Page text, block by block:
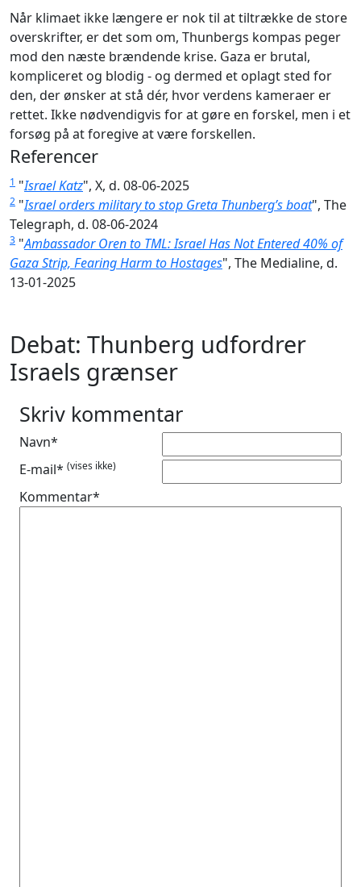
Når klimaet ikke længere er nok til at tiltrække de store
overskrifter, er det som om, Thunbergs kompas peger
mod den næste brændende krise. Gaza er brutal,
kompliceret og blodig - og dermed et oplagt sted for
den, der ønsker at stå dér, hvor verdens kameraer er
rettet. Ikke nødvendigvis for at gøre en forskel, men i et
forsøg på at foregive at være forskellen.
Referencer
1 "Israel Katz", X, d. 08-06-2025
2 "Israel orders military to stop Greta Thunberg’s boat", The
Telegraph, d. 08-06-2024
3 "Ambassador Oren to TML: Israel Has Not Entered 40% of
Gaza Strip, Fearing Harm to Hostages", The Medialine, d.
13-01-2025
Debat: Thunberg udfordrer
Israels grænser
Skriv kommentar
Navn*
E-mail* (vises ikke)
Kommentar*